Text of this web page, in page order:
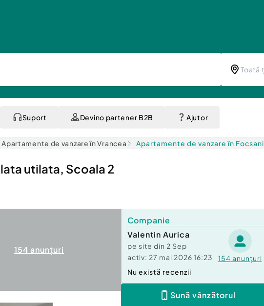
Suport Devino partener B2B Ajutor
Apartamente de vanzare în Vrancea Apartamente de vanzare în Focsani
utilata, Scoala 2
154 anunțuri
Companie
Valentin Aurica
pe site din 2 Sep
activ: 27 mai 2026 16:23 154 anunțuri
Nu există recenzii
Sună vânzătorul